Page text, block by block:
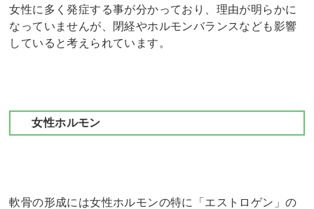
女性に多く発症する事が分かっており、理由が明らかに
なっていませんが、閉経やホルモンバランスなども影響
していると考えられています。
女性ホルモン
軟骨の形成には女性ホルモンの特に「エストロゲン」の